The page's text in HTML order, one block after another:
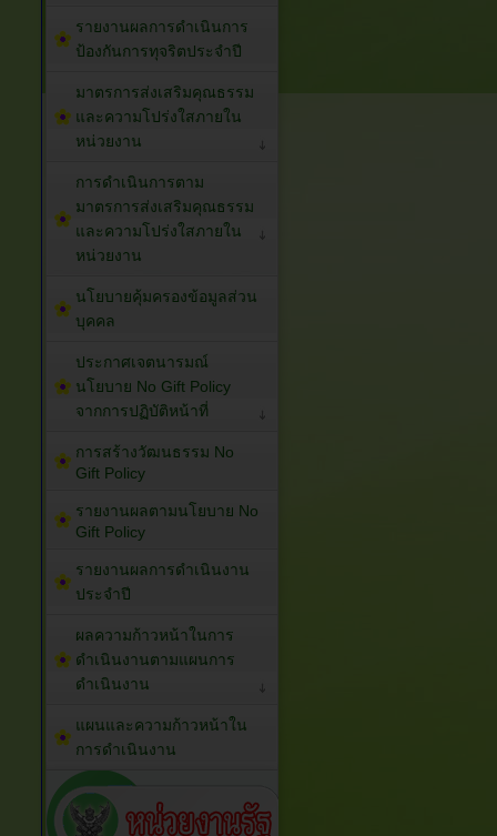
รายงานผลการดำเนินการ
ป้องกันการทุจริตประจำปี
มาตรการส่งเสริมคุณธรรม
และความโปร่งใสภายใน
หน่วยงาน
การดำเนินการตาม
มาตรการส่งเสริมคุณธรรม
และความโปร่งใสภายใน
หน่วยงาน
นโยบายคุ้มครองข้อมูลส่วน
บุคคล
ประกาศเจตนารมณ์
นโยบาย No Gift Policy
จากการปฏิบัติหน้าที่
การสร้างวัฒนธรรม No
Gift Policy
รายงานผลตามนโยบาย No
Gift Policy
รายงานผลการดำเนินงาน
ประจำปี
ผลความก้าวหน้าในการ
ดำเนินงานตามแผนการ
ดำเนินงาน
แผนและความก้าวหน้าใน
การดำเนินงาน